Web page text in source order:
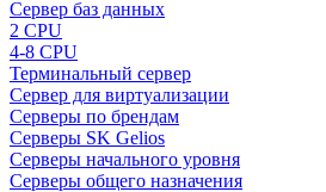
Сервер баз данных
2 CPU
4-8 CPU
Терминальный сервер
Сервер для виртуализации
Серверы по брендам
Серверы SK Gelios
Серверы начального уровня
Серверы общего назначения